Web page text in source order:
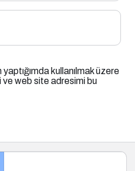
kullanılmak üzere
ve web site adresimi bu